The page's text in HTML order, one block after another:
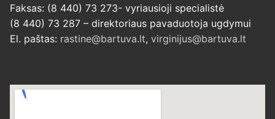
Faksas: (8 440) 73 273- vyriausioji specialistė
(8 440) 73 287 – direktoriaus pavaduotoja ugdymui
El. paštas: rastine@bartuva.lt, virginijus@bartuva.lt